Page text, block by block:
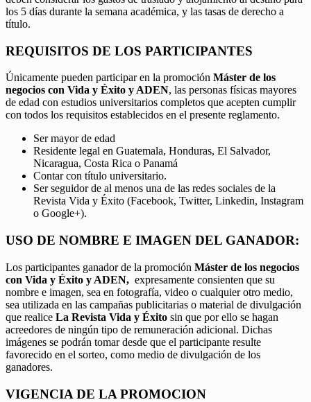
los 5 días durante la semana académica, y las tasas de derecho a
título.
REQUISITOS DE LOS PARTICIPANTES
Únicamente pueden participar en la promoción Máster de los
negocios con Vida y Éxito y ADEN, las personas físicas mayores
de edad con estudios universitarios completos que acepten cumplir
con todos los requisitos establecidos en el presente reglamento.
Ser mayor de edad
Residente legal en Guatemala, Honduras, El Salvador,
Nicaragua, Costa Rica o Panamá
Contar con título universitario.
Ser seguidor de al menos una de las redes sociales de la
Revista Vida y Éxito (Facebook, Twitter, Linkedin, Instagram
o Google+).
USO DE NOMBRE E IMAGEN DEL GANADOR:
Los participantes ganador de la promoción Máster de los negocios
con Vida y Éxito y ADEN, expresamente consienten que su
nombre e imagen, sea en fotografía, video o cualquier otro medio,
sea utilizada en las campañas publicitarias o material de divulgación
que realice La Revista Vida y Éxito sin que por ello se hagan
acreedores de ningún tipo de remuneración adicional. Dichas
imágenes se podrán tomar desde que el participante resulte
favorecido en el sorteo, como medio de divulgación de los
ganadores.
VIGENCIA DE LA PROMOCION